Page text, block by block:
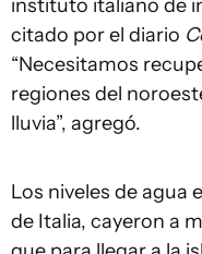
instituto italiano de
citado por el diario
“Necesitamos
regiones del
lluvia”, agregó.
Los niveles de agua
de Italia, cayeron a